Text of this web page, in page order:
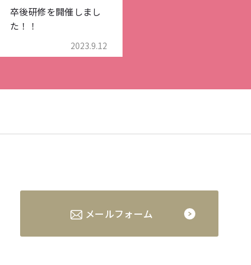
卒後研修を開催しまし
た！！
2023.9.12
メールフォーム